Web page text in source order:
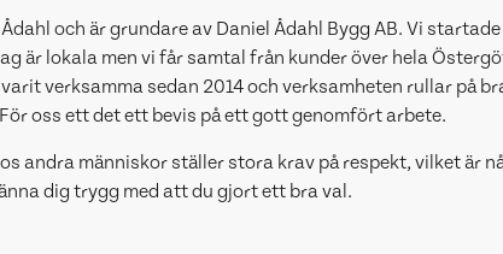
och är grundare av Daniel Ådahl Bygg AB. Vi
är lokala men vi får samtal från kunder över hela
verksamma sedan 2014 och verksamheten rullar på
oss ett det ett bevis på ett gott genomfört arbete.
andra människor ställer stora krav på respekt, vilket är
dig trygg med att du gjort ett bra val.